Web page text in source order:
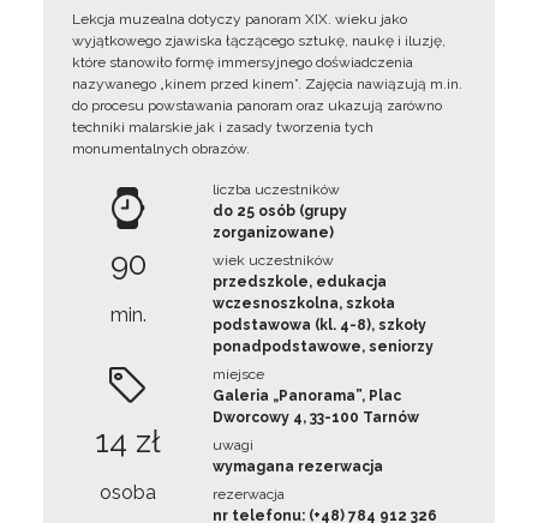
Lekcja muzealna dotyczy panoram XIX. wieku jako
wyjątkowego zjawiska łączącego sztukę, naukę i iluzję,
które stanowiło formę immersyjnego doświadczenia
nazywanego „kinem przed kinem”. Zajęcia nawiązują m.in.
do procesu powstawania panoram oraz ukazują zarówno
techniki malarskie jak i zasady tworzenia tych
monumentalnych obrazów.
90
min.
14 zł
osoba
liczba uczestników
do 25 osób (grupy
zorganizowane)
wiek uczestników
przedszkole, edukacja
wczesnoszkolna, szkoła
podstawowa (kl. 4-8), szkoły
ponadpodstawowe, seniorzy
miejsce
Galeria „Panorama”, Plac
Dworcowy 4, 33-100 Tarnów
uwagi
wymagana rezerwacja
rezerwacja
nr telefonu: (+48) 784 912 326